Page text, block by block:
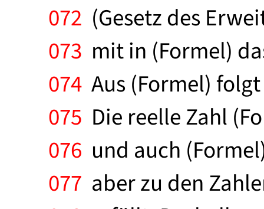
072 (Gesetz des
073 mit in (Formel)
074 Aus (Formel)
075 Die reelle Zahl
076 und auch
077 aber zu den